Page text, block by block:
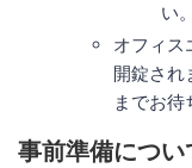
い。
オフィス
開錠され
までお待
事前準備につい